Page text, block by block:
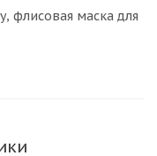
флисовая маска для